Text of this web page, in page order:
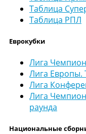
Таблица
Таблица РПЛ
Еврокубки
Лига
Лига Европы.
Лига
Лига
раунда
Национальные